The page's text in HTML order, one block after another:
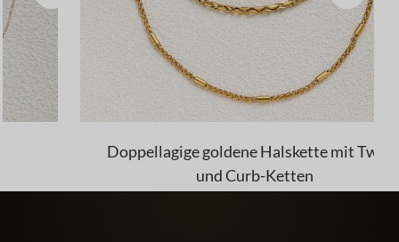
Doppellagige goldene Halskette mit Twist-
und Curb-Ketten